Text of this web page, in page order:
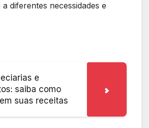
diferentes necessidades e
e
saiba como
suas receitas